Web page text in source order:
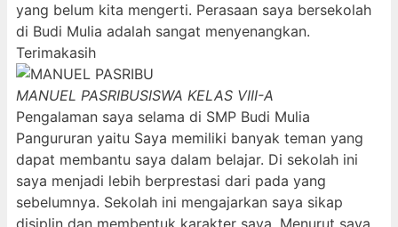
yang belum kita mengerti. Perasaan saya bersekolah
di Budi Mulia adalah sangat menyenangkan.
Terimakasih
MANUEL PASRIBUSISWA KELAS VIII-A
Pengalaman saya selama di SMP Budi Mulia
Pangururan yaitu Saya memiliki banyak teman yang
dapat membantu saya dalam belajar. Di sekolah ini
saya menjadi lebih berprestasi dari pada yang
sebelumnya. Sekolah ini mengajarkan saya sikap